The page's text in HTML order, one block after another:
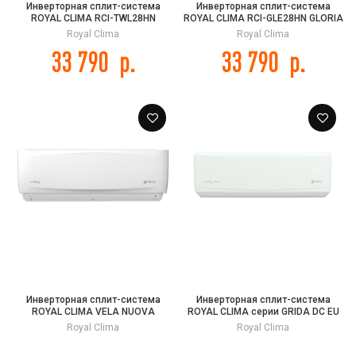
Инверторная сплит-система
ROYAL CLIMA RCI-TWL28HN
TRIUMPH LITE Inverter
Royal Clima
33 790 р.
Инверторная сплит-система
ROYAL CLIMA RCI-GLE28HN GLORIA
2.0 Inverter
Royal Clima
33 790 р.
Инверторная сплит-система
ROYAL CLIMA VELA NUOVA
INVERTER RCI-VXI28HN
Royal Clima
Инверторная сплит-система
ROYAL CLIMA серии GRIDA DC EU
INVERTER RCI-GRC28HN
Royal Clima